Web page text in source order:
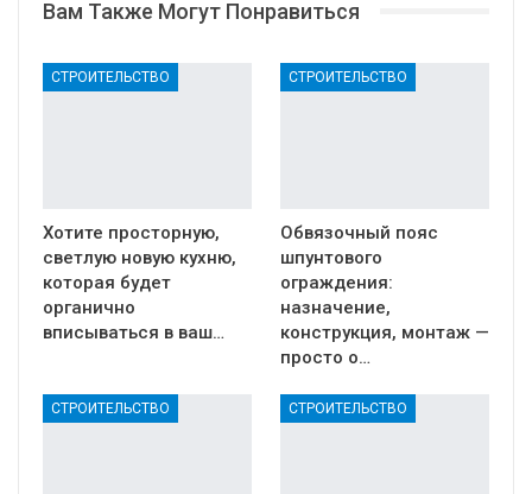
Вам Также Могут Понравиться
СТРОИТЕЛЬСТВО
Хотите просторную,
светлую новую кухню,
которая будет
органично
вписываться в ваш…
СТРОИТЕЛЬСТВО
Обвязочный пояс
шпунтового
ограждения:
назначение,
конструкция, монтаж —
просто о…
СТРОИТЕЛЬСТВО СТРОИТЕЛЬСТВО